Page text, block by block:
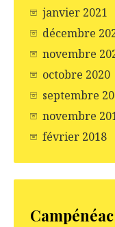
janvier 2021
décembre
novembre
octobre 2020
septembre
novembre
février 2018